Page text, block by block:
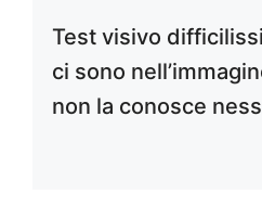
Test visivo
ci sono
non la conosce